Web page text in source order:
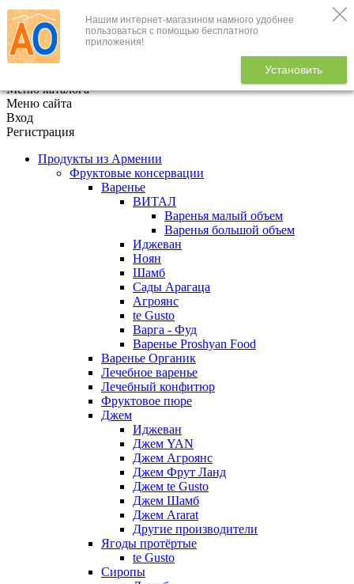
Нашим интернет-магазином намного удобнее
пользоваться с помощью бесплатного
приложения!
Установить
+7 (495) 646-888-1
В корзине
Меню каталога
Меню сайта
Вход
Регистрация
Продукты из Армении
Фруктовые консервации
Варенье
ВИТАЛ
Варенья малый объем
Варенья большой объем
Иджеван
Ноян
Шамб
Сады Арагаца
Агроянс
te Gusto
Варга - Фуд
Варенье Proshyan Food
Варенье Органик
Лечебное варенье
Лечебный конфитюр
Фруктовое пюре
Джем
Иджеван
Джем YAN
Джем Агроянс
Джем Фрут Ланд
Джем te Gusto
Джем Шамб
Джем Ararat
Другие производители
Ягоды протёртые
te Gusto
Сиропы